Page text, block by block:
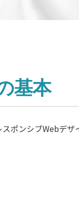
基本
ポンシブWebデ